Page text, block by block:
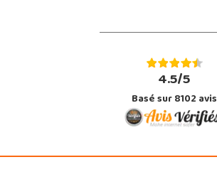
4.5/5
Basé sur 8102 avis